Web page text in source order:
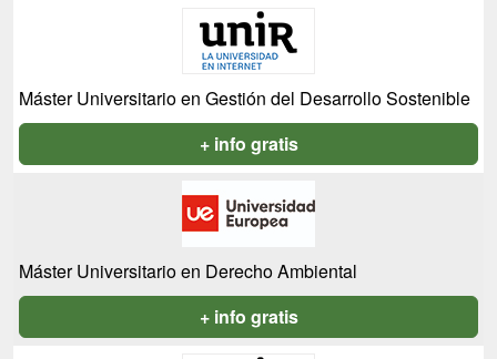
Máster Universitario en Gestión del Desarrollo Sostenible
+ info gratis
Máster Universitario en Derecho Ambiental
+ info gratis